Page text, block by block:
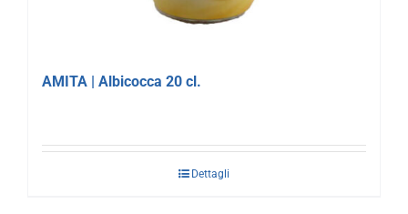
AMITA | Albicocca 20 cl.
Dettagli